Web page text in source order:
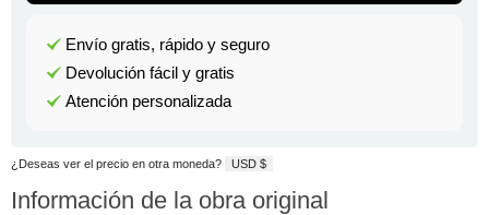
Envío gratis, rápido y seguro
Devolución fácil y gratis
Atención personalizada
¿Deseas ver el precio en otra moneda? USD $
Información de la obra original